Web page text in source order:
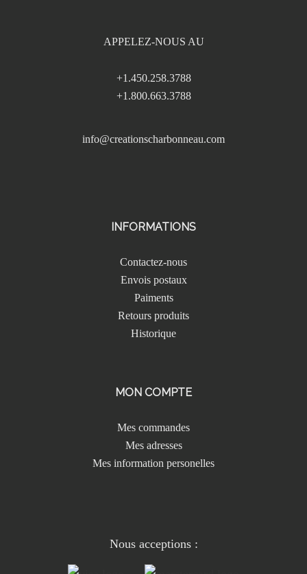
INFORMATIONS
Contactez-nous
Envois postaux
Paiments
Retours produits
Historique
MON COMPTE
Mes commandes
Mes adresses
Mes information personelles
Nous acceptions :
APPELEZ-NOUS AU
+1.450.258.3788
+1.800.663.3788
info@creationscharbonneau.com